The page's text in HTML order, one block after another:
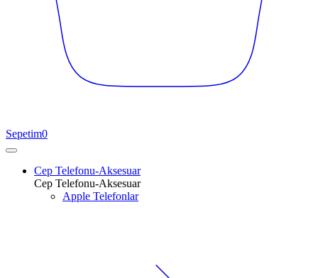
Sepetim0
Cep Telefonu-Aksesuar
Cep Telefonu-Aksesuar
Apple Telefonlar